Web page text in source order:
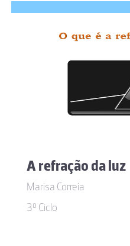
A refração da luz
Marisa Correia
3º Ciclo